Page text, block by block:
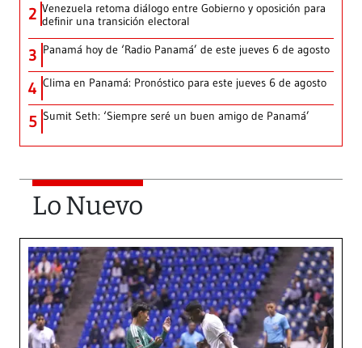
2 Venezuela retoma diálogo entre Gobierno y oposición para
definir una transición electoral
3 Panamá hoy de ‘Radio Panamá’ de este jueves 6 de agosto
4 Clima en Panamá: Pronóstico para este jueves 6 de agosto
5 Sumit Seth: ‘Siempre seré un buen amigo de Panamá’
Lo Nuevo